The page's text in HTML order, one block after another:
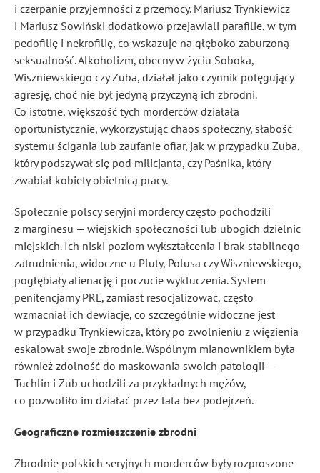
i czerpanie przyjemności z przemocy. Mariusz Trynkiewicz
i Mariusz Sowiński dodatkowo przejawiali parafilie, w tym
pedofilię i nekrofilię, co wskazuje na głęboko zaburzoną
seksualność. Alkoholizm, obecny w życiu Soboka,
Wiszniewskiego czy Zuba, działał jako czynnik potęgujący
agresję, choć nie był jedyną przyczyną ich zbrodni.
Co istotne, większość tych morderców działała
oportunistycznie, wykorzystując chaos społeczny, słabość
systemu ścigania lub zaufanie ofiar, jak w przypadku Zuba,
który podszywał się pod milicjanta, czy Paśnika, który
zwabiał kobiety obietnicą pracy.
Społecznie polscy seryjni mordercy często pochodzili
z marginesu — wiejskich społeczności lub ubogich dzielnic
miejskich. Ich niski poziom wykształcenia i brak stabilnego
zatrudnienia, widoczne u Pluty, Polusa czy Wiszniewskiego,
pogłębiały alienację i poczucie wykluczenia. System
penitencjarny PRL, zamiast resocjalizować, często
wzmacniał ich dewiacje, co szczególnie widoczne jest
w przypadku Trynkiewicza, który po zwolnieniu z więzienia
eskalował swoje zbrodnie. Wspólnym mianownikiem była
również zdolność do maskowania swoich patologii —
Tuchlin i Zub uchodzili za przykładnych mężów,
co pozwoliło im działać przez lata bez podejrzeń.
Geograficzne rozmieszczenie zbrodni
Zbrodnie polskich seryjnych morderców były rozproszone